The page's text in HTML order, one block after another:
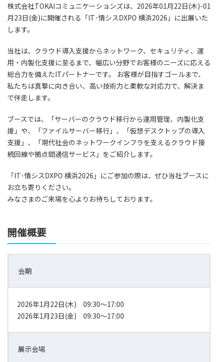
株式会社TOKAIコミュニケーションズは、2026年01月22日(木)-01
月23日(金)に開催される「IT･情シスDXPO 横浜2026」に出展いた
します。
当社は、クラウド導入支援からネットワーク、セキュリティ、運
用・内製化支援に至るまで、幅広い分野でお客様のニーズに応える
総合力を備えたITパートナーです。 お客様が目指すゴールまで、
私たちは真摯に向き合い、高い技術力と柔軟な対応力で、解決ま
で伴走します。
ブースでは、「サーバーのクラウド移行から運用管理、内製化支
援」や、「ファイルサーバー移行」、「仮想デスクトップの導入
支援」、「現代社会のネットワークインフラを支えるクラウド接
続回線や拠点間通信サービス」をご紹介します。
「IT･情シスDXPO 横浜2026」にご参加の際は、ぜひ当社ブースに
お立ち寄りください。
みなさまのご来場を心よりお待ちしております。
開催概要
会期
2026年1月22日(木) 09:30～17:00
2026年1月23日(金) 09:30～17:00
展示会場